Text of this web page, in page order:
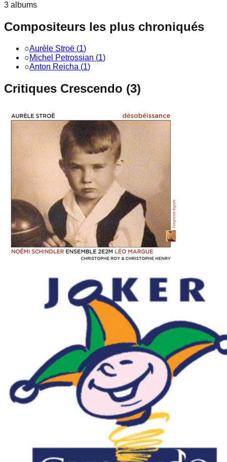
3 albums
Compositeurs les plus chroniqués
○Aurèle Stroë (1)
○Michel Petrossian (1)
○Anton Reicha (1)
Critiques Crescendo (3)